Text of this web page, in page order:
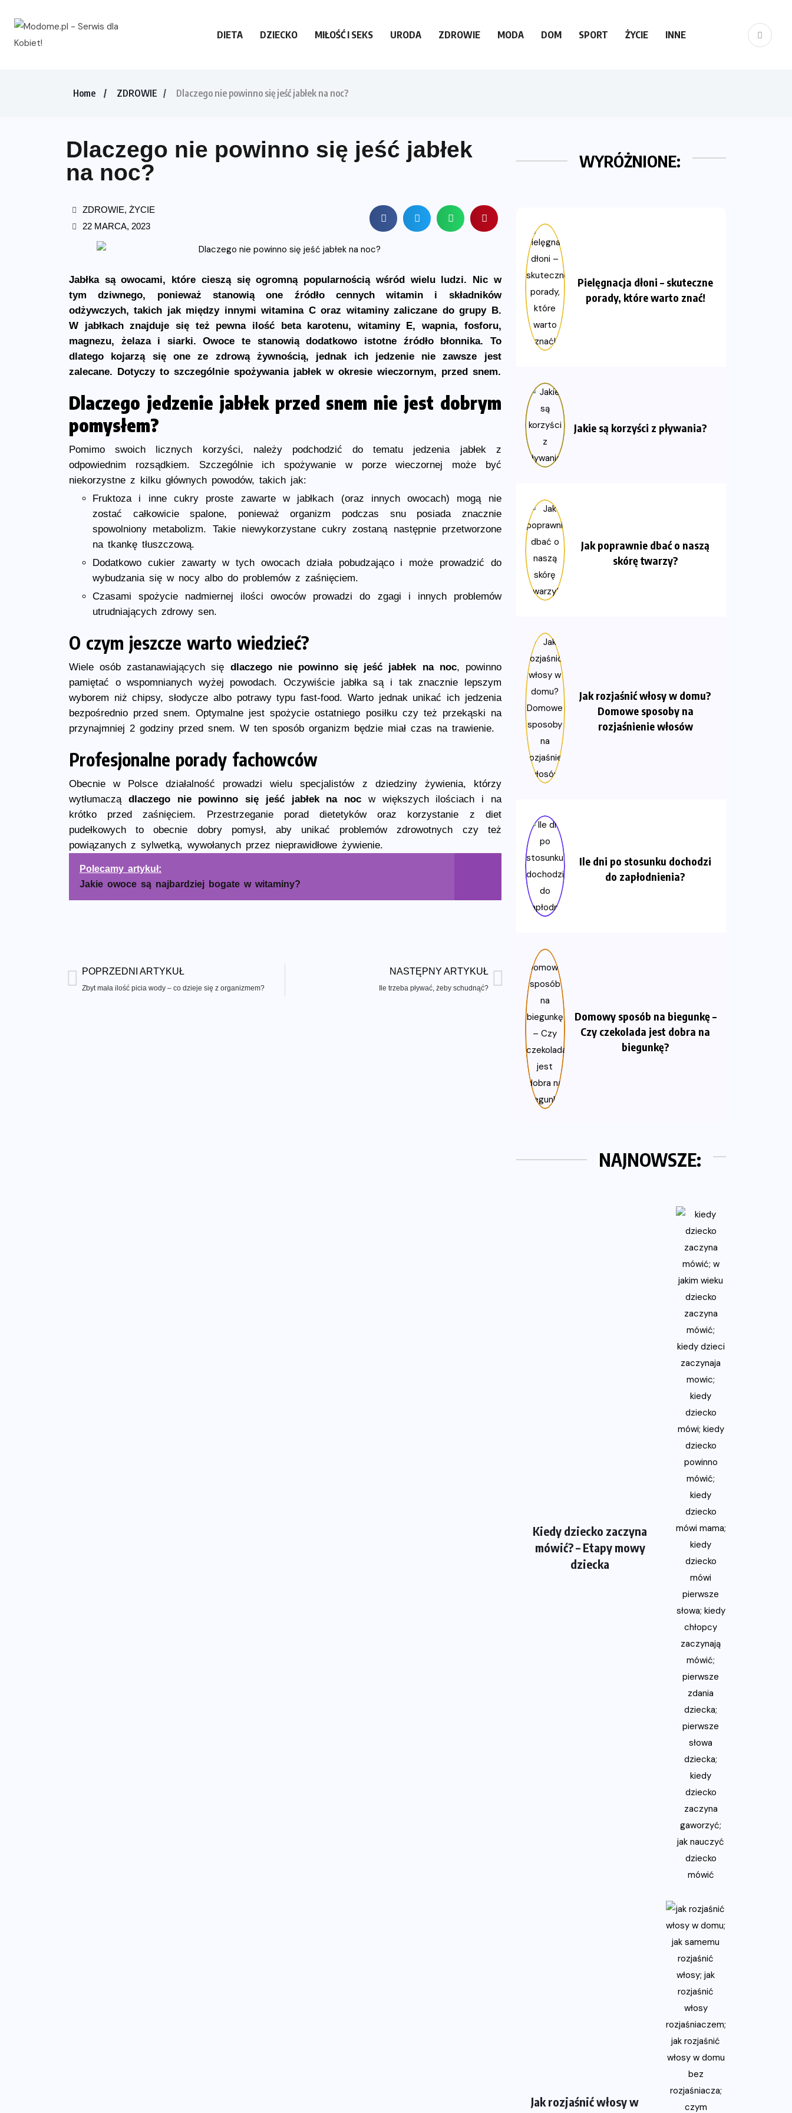
DIETA DZIECKO MIŁOŚĆ I SEKS URODA ZDROWIE MODA DOM SPORT ŻYCIE INNE
Home ZDROWIE Dlaczego nie powinno się jeść jabłek na noc?
Dlaczego nie powinno się jeść jabłek
na noc?
ZDROWIE, ŻYCIE
22 MARCA, 2023
Jabłka są owocami, które cieszą się ogromną popularnością wśród wielu ludzi. Nic w
tym dziwnego, ponieważ stanowią one źródło cennych witamin i składników
odżywczych, takich jak między innymi witamina C oraz witaminy zaliczane do grupy B.
W jabłkach znajduje się też pewna ilość beta karotenu, witaminy E, wapnia, fosforu,
magnezu, żelaza i siarki. Owoce te stanowią dodatkowo istotne źródło błonnika. To
dlatego kojarzą się one ze zdrową żywnością, jednak ich jedzenie nie zawsze jest
zalecane. Dotyczy to szczególnie spożywania jabłek w okresie wieczornym, przed snem.
Dlaczego jedzenie jabłek przed snem nie jest dobrym
pomysłem?
Pomimo swoich licznych korzyści, należy podchodzić do tematu jedzenia jabłek z
odpowiednim rozsądkiem. Szczególnie ich spożywanie w porze wieczornej może być
niekorzystne z kilku głównych powodów, takich jak:
Fruktoza i inne cukry proste zawarte w jabłkach (oraz innych owocach) mogą nie
zostać całkowicie spalone, ponieważ organizm podczas snu posiada znacznie
spowolniony metabolizm. Takie niewykorzystane cukry zostaną następnie przetworzone
na tkankę tłuszczową.
Dodatkowo cukier zawarty w tych owocach działa pobudzająco i może prowadzić do
wybudzania się w nocy albo do problemów z zaśnięciem.
Czasami spożycie nadmiernej ilości owoców prowadzi do zgagi i innych problemów
utrudniających zdrowy sen.
O czym jeszcze warto wiedzieć?
Wiele osób zastanawiających się dlaczego nie powinno się jeść jabłek na noc, powinno
pamiętać o wspomnianych wyżej powodach. Oczywiście jabłka są i tak znacznie lepszym
wyborem niż chipsy, słodycze albo potrawy typu fast-food. Warto jednak unikać ich jedzenia
bezpośrednio przed snem. Optymalne jest spożycie ostatniego posiłku czy też przekąski na
przynajmniej 2 godziny przed snem. W ten sposób organizm będzie miał czas na trawienie.
Profesjonalne porady fachowców
Obecnie w Polsce działalność prowadzi wielu specjalistów z dziedziny żywienia, którzy
wytłumaczą dlaczego nie powinno się jeść jabłek na noc w większych ilościach i na
krótko przed zaśnięciem. Przestrzeganie porad dietetyków oraz korzystanie z diet
pudełkowych to obecnie dobry pomysł, aby unikać problemów zdrowotnych czy też
powiązanych z sylwetką, wywołanych przez nieprawidłowe żywienie.
Polecamy artykuł:
Jakie owoce są najbardziej bogate w witaminy?
POPRZEDNI ARTYKUŁ
Zbyt mała ilość picia wody – co dzieje się z organizmem?
NASTĘPNY ARTYKUŁ
Ile trzeba pływać, żeby schudnąć?
WYRÓŻNIONE:
Pielęgnacja dłoni – skuteczne
porady, które warto znać!
Jakie są korzyści z pływania?
Jak poprawnie dbać o naszą
skórę twarzy?
Jak rozjaśnić włosy w domu?
Domowe sposoby na
rozjaśnienie włosów
Ile dni po stosunku dochodzi
do zapłodnienia?
Domowy sposób na biegunkę –
Czy czekolada jest dobra na
biegunkę?
NAJNOWSZE:
Kiedy dziecko zaczyna
mówić? – Etapy mowy
dziecka
Jak rozjaśnić włosy w